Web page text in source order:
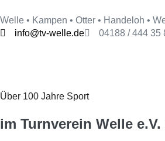
Welle • Kampen • Otter • Handeloh •
info@tv-welle.de
04188 / 444 35
Über 100 Jahre Sport
im Turnverein Welle